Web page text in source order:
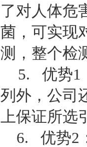
了对人体危
菌，可实现
测，整个检
5. 优势1
列外，公司
上保证所选
6. 优势2